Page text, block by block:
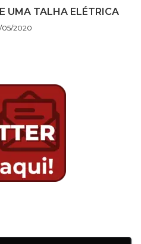
UMA TALHA ELÉTRICA
05/2020